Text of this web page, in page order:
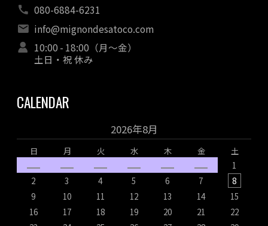
080-6884-6231
info@mignondesatoco.com
10:00 - 18:00（月～金）
土日・祝 休み
CALENDAR
2026年8月
日 月 火 水 木 金
土
1
2
3 4 5 6 7
8
9
10 11 12 13 14
15
16
17 18 19 20 21
22